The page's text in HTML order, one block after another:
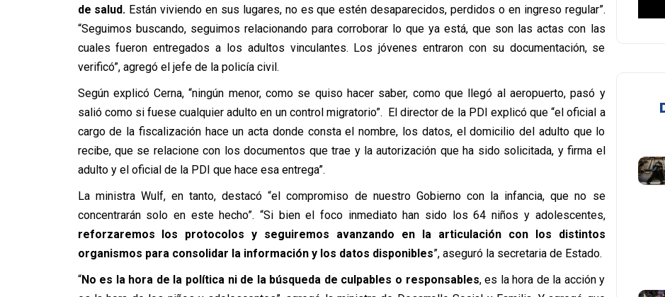
de salud. Están viviendo en sus lugares, no es que estén desaparecidos, perdidos o en ingreso regular”.
“Seguimos buscando, seguimos relacionando para corroborar lo que ya está, que son las actas con las
cuales fueron entregados a los adultos vinculantes. Los jóvenes entraron con su documentación, se
verificó”, agregó el jefe de la policía civil.
Según explicó Cerna, “ningún menor, como se quiso hacer saber, como que llegó al aeropuerto, pasó y
salió como si fuese cualquier adulto en un control migratorio”. El director de la PDI explicó que “el oficial a
cargo de la fiscalización hace un acta donde consta el nombre, los datos, el domicilio del adulto que lo
recibe, que se relacione con los documentos que trae y la autorización que ha sido solicitada, y firma el
adulto y el oficial de la PDI que hace esa entrega”.
La ministra Wulf, en tanto, destacó “el compromiso de nuestro Gobierno con la infancia, que no se
concentrarán solo en este hecho”. “Si bien el foco inmediato han sido los 64 niños y adolescentes,
reforzaremos los protocolos y seguiremos avanzando en la articulación con los distintos
organismos para consolidar la información y los datos disponibles”, aseguró la secretaria de Estado.
“No es la hora de la política ni de la búsqueda de culpables o responsables, es la hora de la acción y